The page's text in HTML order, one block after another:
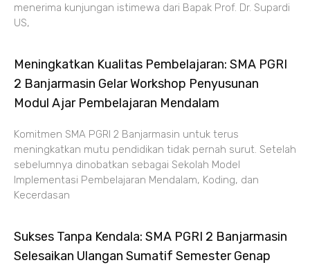
menerima kunjungan istimewa dari Bapak Prof. Dr. Supardi
US,
Meningkatkan Kualitas Pembelajaran: SMA PGRI
2 Banjarmasin Gelar Workshop Penyusunan
Modul Ajar Pembelajaran Mendalam
Komitmen SMA PGRI 2 Banjarmasin untuk terus
meningkatkan mutu pendidikan tidak pernah surut. Setelah
sebelumnya dinobatkan sebagai Sekolah Model
Implementasi Pembelajaran Mendalam, Koding, dan
Kecerdasan
Sukses Tanpa Kendala: SMA PGRI 2 Banjarmasin
Selesaikan Ulangan Sumatif Semester Genap